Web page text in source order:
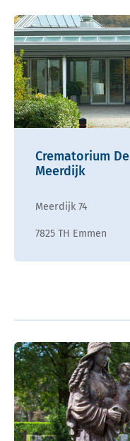
Crematorium De
Meerdijk
Meerdijk 74
7825 TH Emmen